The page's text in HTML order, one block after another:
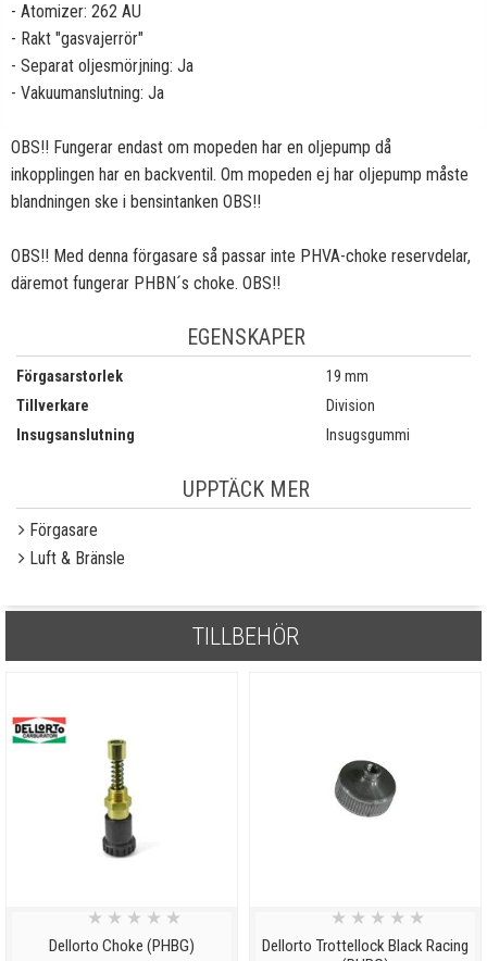
- Atomizer: 262 AU
- Rakt "gasvajerrör"
- Separat oljesmörjning: Ja
- Vakuumanslutning: Ja
OBS!! Fungerar endast om mopeden har en oljepump då
inkopplingen har en backventil. Om mopeden ej har oljepump måste
blandningen ske i bensintanken OBS!!
OBS!! Med denna förgasare så passar inte PHVA-choke reservdelar,
däremot fungerar PHBN´s choke. OBS!!
EGENSKAPER
Förgasarstorlek
19 mm
Tillverkare
Division
Insugsanslutning
Insugsgummi
UPPTÄCK MER
Förgasare
Luft & Bränsle
TILLBEHÖR
Dellorto Choke (PHBG)
★ ★ ★ ★ ★
Dellorto Trottellock Black Racing
★ ★ ★ ★ ★